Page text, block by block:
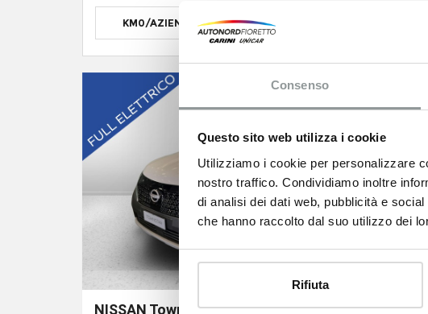
Consenso
Questo sito web utilizza i cookie
Utilizziamo i cookie per personalizzare
nostro traffico. Condividiamo inoltre
di analisi dei dati web, pubblicità e
che hanno raccolto dal suo utilizzo dei
Rifiuta
KM0/AZIENDALE
NISSAN Townstar